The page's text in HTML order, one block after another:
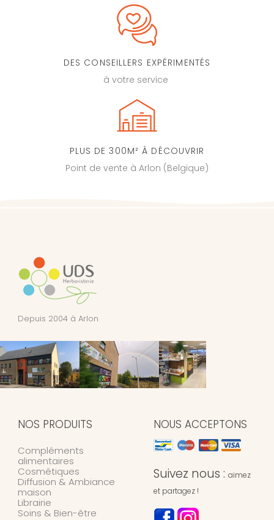
DES CONSEILLERS EXPÉRIMENTÉS
à votre service
PLUS DE 300M² À DÉCOUVRIR
Point de vente à Arlon (Belgique)
Depuis 2004 à Arlon
NOS PRODUITS
Compléments
alimentaires
Cosmétiques
Diffusion & Ambiance
maison
Librairie
Soins & Bien-être
NOUS ACCEPTONS
Suivez nous : aimez
et partagez !